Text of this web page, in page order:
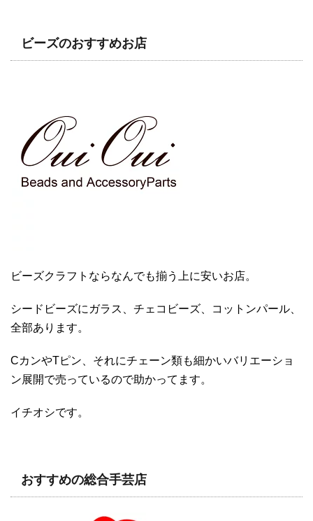
ビーズのおすすめお店
ビーズクラフトならなんでも揃う上に安いお店。
シードビーズにガラス、チェコビーズ、コットンパール、
全部あります。
CカンやTピン、それにチェーン類も細かいバリエーショ
ン展開で売っているので助かってます。
イチオシです。
おすすめの総合手芸店